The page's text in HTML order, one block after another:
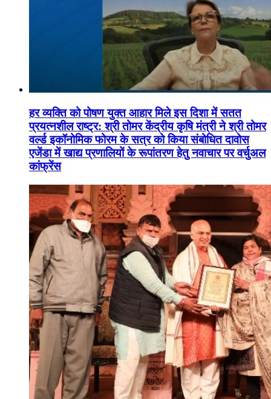
हर व्यक्ति को पोषण युक्त आहार मिले इस दिशा में सतत
प्रयत्नशील राष्ट्र: श्री तोमर केंद्रीय कृषि मंत्री ने श्री तोमर
वर्ल्ड इकॉनोमिक फोरम के सत्र को किया संबोधित दावोस
एजेंडा में खाद्य प्रणालियों के रूपांतरण हेतु नवाचार पर वर्चुअल
कांफ्रेंस